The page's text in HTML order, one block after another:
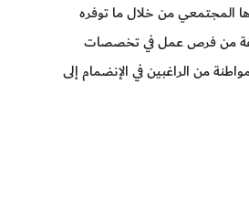
المجتمعي من خلال ما توفره
من فرص عمل في تخصصات
من الراغبين في الإنضمام إلى